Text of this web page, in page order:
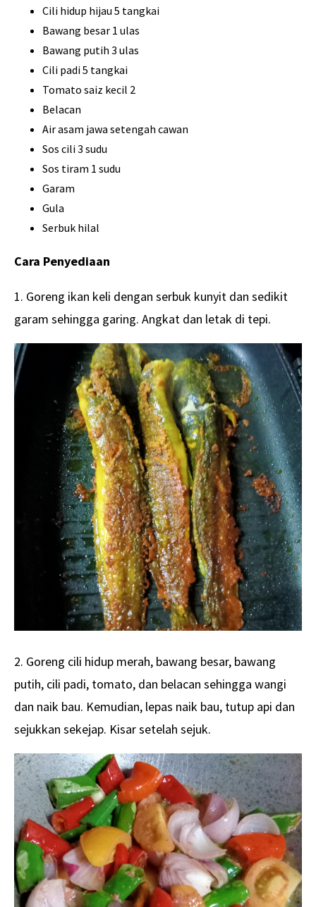
Cili hidup hijau 5 tangkai
Bawang besar 1 ulas
Bawang putih 3 ulas
Cili padi 5 tangkai
Tomato saiz kecil 2
Belacan
Air asam jawa setengah cawan
Sos cili 3 sudu
Sos tiram 1 sudu
Garam
Gula
Serbuk hilal
Cara Penyediaan
1. Goreng ikan keli dengan serbuk kunyit dan sedikit
garam sehingga garing. Angkat dan letak di tepi.
2. Goreng cili hidup merah, bawang besar, bawang
putih, cili padi, tomato, dan belacan sehingga wangi
dan naik bau. Kemudian, lepas naik bau, tutup api dan
sejukkan sekejap. Kisar setelah sejuk.